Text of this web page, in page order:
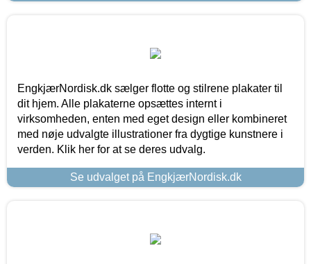
EngkjærNordisk.dk sælger flotte og stilrene plakater til
dit hjem. Alle plakaterne opsættes internt i
virksomheden, enten med eget design eller kombineret
med nøje udvalgte illustrationer fra dygtige kunstnere i
verden. Klik her for at se deres udvalg.
Se udvalget på EngkjærNordisk.dk